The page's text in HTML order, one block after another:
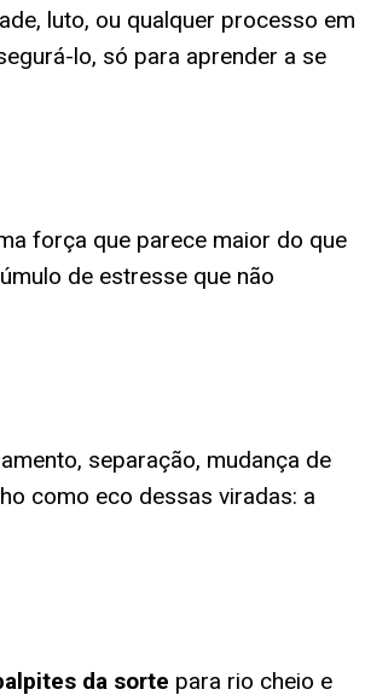
luto, ou qualquer processo em
lo, só para aprender a se
força que parece maior do que
de estresse que não
separação, mudança de
como eco dessas viradas: a
da sorte para rio cheio e